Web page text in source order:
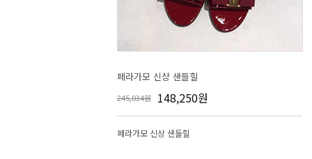
페라가모 신상 샌들힐
245,034원 148,250원
페라가모 신상 샌들힐